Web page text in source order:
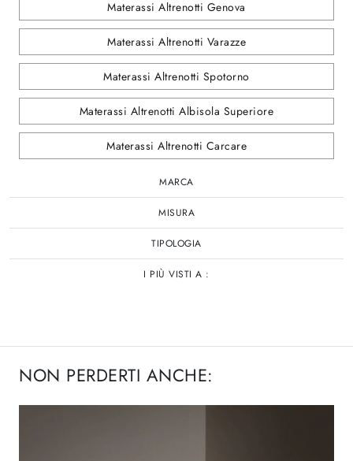
Materassi Altrenotti Genova
Materassi Altrenotti Varazze
Materassi Altrenotti Spotorno
Materassi Altrenotti Albisola Superiore
Materassi Altrenotti Carcare
MARCA
MISURA
TIPOLOGIA
I PIÙ VISTI A :
NON PERDERTI ANCHE: